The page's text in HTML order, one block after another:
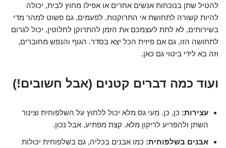
להטיל שתן בנוכחות אנשים אחרים או אפילו מחוץ לבית, יכולה
להיות קשורה לתחושת אי התרוקנות. לפעמים, גם פשוט למהר מדי
בשירותים, לא לתת לעצמכם את הזמן להתרוקן לחלוטין, יכול לגרום
לתחושה הזו, גם אם פיזית הכל יצא בסדר. הגוף והנפש מחוברים,
וזה בא לידי ביטוי גם כאן.
ועוד כמה דברים קטנים (אבל חשובים!)
עצירות: כן, כן. מעי גס מלא יכול ללחוץ על השלפוחית וצינור
השתן ולהפריע לריקון מלא. קצת מפתיע, אבל נכון.
אבנים בשלפוחית: כמו אבנים בכליה, גם בשלפוחית יכולות